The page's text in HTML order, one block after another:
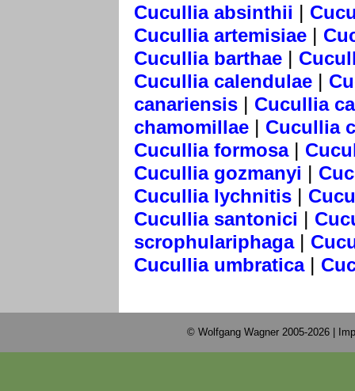
Cucullia absinthii |
Cucullia artemisiae |
Cucullia barthae |
Cucullia calendulae |
canariensis | Cucullia
chamomillae | Cucullia
Cucullia formosa|
Cucullia gozmanyi |
Cucullia lychnitis |
Cucullia santonici |
scrophulariphaga|
Cucullia umbratica|
© Wolfgang Wagner 2005-2026 |